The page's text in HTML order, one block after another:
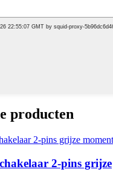
producten
2-pins grijze